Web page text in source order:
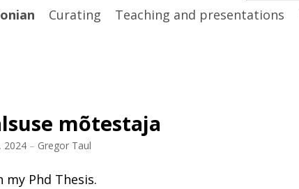
Curating Teaching and presentations
mõtestaja
2024 – Gregor Taul
my Phd Thesis.